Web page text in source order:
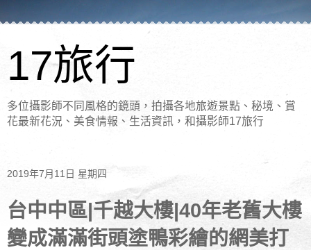
17旅行
多位攝影師不同風格的鏡頭，拍攝各地旅遊景點、秘境、賞
花最新花況、美食情報、生活資訊，和攝影師17旅行
2019年7月11日 星期四
台中中區|千越大樓|40年老舊大樓
變成滿滿街頭塗鴨彩繪的網美打